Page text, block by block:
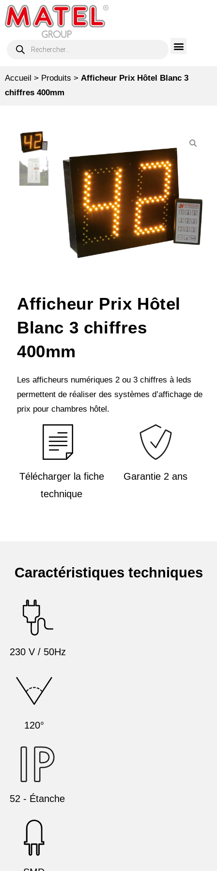
Accueil > Produits > Afficheur Prix Hôtel Blanc 3
chiffres 400mm
Afficheur Prix Hôtel
Blanc 3 chiffres
400mm
Les afficheurs numériques 2 ou 3 chiffres à leds
permettent de réaliser des systèmes d’affichage de
prix pour chambres hôtel.
Télécharger la fiche
technique
Garantie 2 ans
Caractéristiques techniques
230 V / 50Hz
120°
52 - Étanche